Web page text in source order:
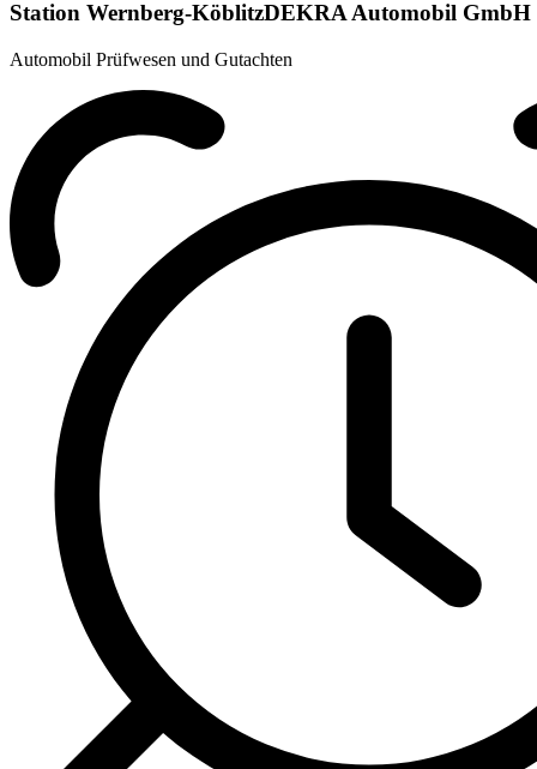
Station Wernberg-KöblitzDEKRA Automobil GmbH
Automobil Prüfwesen und Gutachten